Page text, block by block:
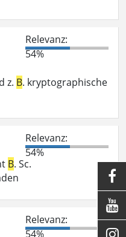
Relevanz:
54%
z. B. kryptographische
Relevanz:
54%
B. Sc.
Relevanz:
54%


